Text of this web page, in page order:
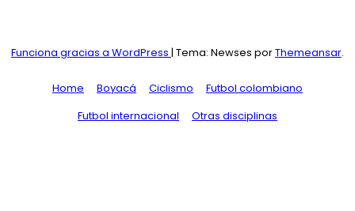
Funciona gracias a WordPress | Tema: Newses porThemeansar.
Home Boyacá Ciclismo
Futbol colombiano
Futbol internacional
Otras disciplinas